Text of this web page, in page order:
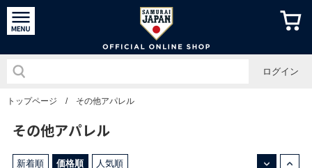
侍ジャパ
ログイン
トップページ / その他アパレル
その他アパレル
新着順 価格順 人気順